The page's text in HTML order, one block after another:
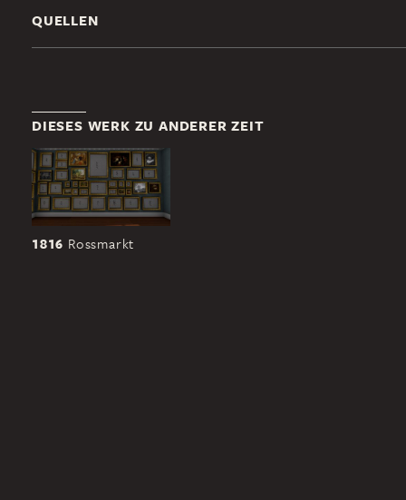
QUELLEN
DIESES WERK ZU ANDERER ZEIT
1816 Rossmarkt